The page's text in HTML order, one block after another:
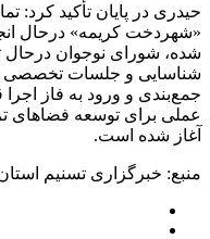
حیدری در پایان تأکید کرد:
«شهردخت کریمه» درحال
شده، شورای نوجوان
شناسایی و جلسات تخصصی
جمع‌بندی و ورود به فاز اجرا
عملی برای توسعه فضاهای
آغاز شده است.
منبع: خبرگزاری تسنیم